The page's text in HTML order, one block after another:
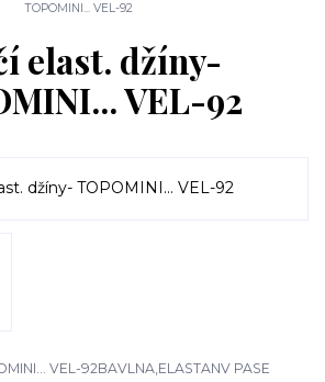
TOPOMINI... VEL-92
elast. džíny-
VEL-92
VEL-92BAVLNA,ELASTANV PASE